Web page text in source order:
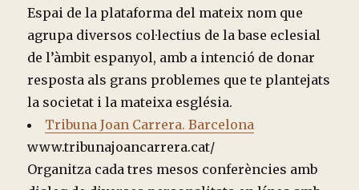
Espai de la plataforma del mateix nom que
agrupa diversos col·lectius de la base eclesial
de l’àmbit espanyol, amb a intenció de donar
resposta als grans problemes que te plantejats
la societat i la mateixa església.
Tribuna Joan Carrera. Barcelona
www.tribunajoancarrera.cat/
Organitza cada tres mesos conferències amb